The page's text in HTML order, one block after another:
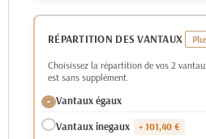
RÉPARTITION DES VANTAUX
Choisissez la répartition de vos 2
est sans supplément.
Vantaux égaux
Vantaux inegaux
+ 101,40 €